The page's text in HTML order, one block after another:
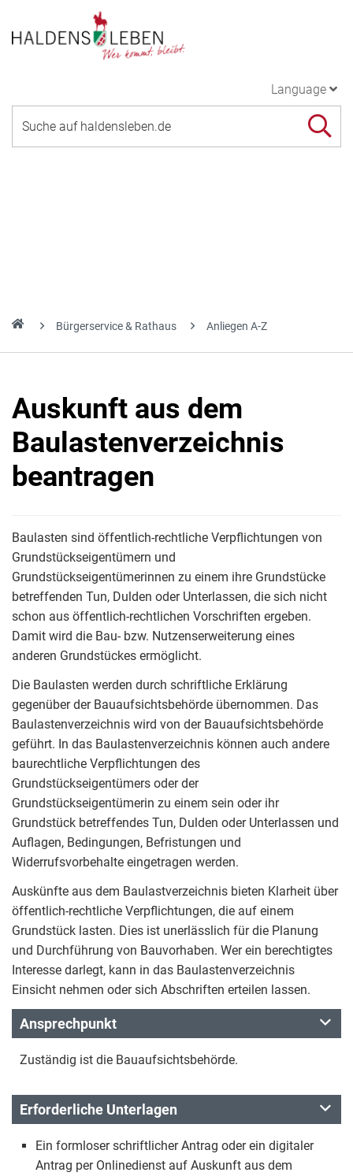
Language
Bürgerservice & Rathaus Anliegen A-Z
Auskunft aus dem
Baulastenverzeichnis
beantragen
Baulasten sind öffentlich-rechtliche Verpflichtungen von
Grundstückseigentümern und
Grundstückseigentümerinnen zu einem ihre Grundstücke
betreffenden Tun, Dulden oder Unterlassen, die sich nicht
schon aus öffentlich-rechtlichen Vorschriften ergeben.
Damit wird die Bau- bzw. Nutzenserweiterung eines
anderen Grundstückes ermöglicht.
Die Baulasten werden durch schriftliche Erklärung
gegenüber der Bauaufsichtsbehörde übernommen. Das
Baulastenverzeichnis wird von der Bauaufsichtsbehörde
geführt. In das Baulastenverzeichnis können auch andere
baurechtliche Verpflichtungen des
Grundstückseigentümers oder der
Grundstückseigentümerin zu einem sein oder ihr
Grundstück betreffendes Tun, Dulden oder Unterlassen und
Auflagen, Bedingungen, Befristungen und
Widerrufsvorbehalte eingetragen werden.
Auskünfte aus dem Baulastverzeichnis bieten Klarheit über
öffentlich-rechtliche Verpflichtungen, die auf einem
Grundstück lasten. Dies ist unerlässlich für die Planung
und Durchführung von Bauvorhaben. Wer ein berechtigtes
Interesse darlegt, kann in das Baulastenverzeichnis
Einsicht nehmen oder sich Abschriften erteilen lassen.
Ansprechpunkt
Zuständig ist die Bauaufsichtsbehörde.
Erforderliche Unterlagen
Ein formloser schriftlicher Antrag oder ein digitaler
Antrag per Onlinedienst auf Auskunft aus dem